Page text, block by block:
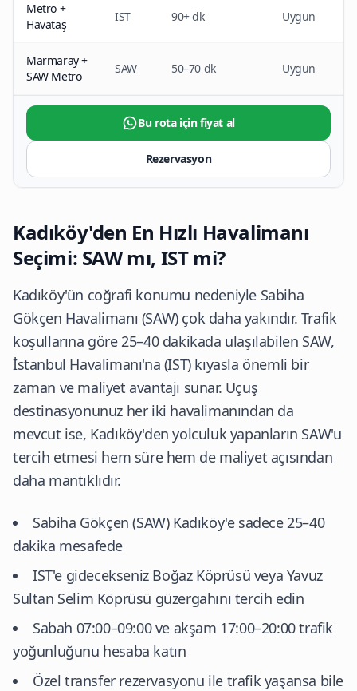
Metro +
Havataş
IST 90+ dk Uygun
Marmaray +
SAW Metro
SAW 50–70 dk Uygun
Bu rota için fiyat al
Rezervasyon
Kadıköy'den En Hızlı Havalimanı
Seçimi: SAW mı, IST mi?
Kadıköy'ün coğrafi konumu nedeniyle Sabiha
Gökçen Havalimanı (SAW) çok daha yakındır. Trafik
koşullarına göre 25–40 dakikada ulaşılabilen SAW,
İstanbul Havalimanı'na (IST) kıyasla önemli bir
zaman ve maliyet avantajı sunar. Uçuş
destinasyonunuz her iki havalimanından da
mevcut ise, Kadıköy'den yolculuk yapanların SAW'u
tercih etmesi hem süre hem de maliyet açısından
daha mantıklıdır.
Sabiha Gökçen (SAW) Kadıköy'e sadece 25–40
dakika mesafede
IST'e gidecekseniz Boğaz Köprüsü veya Yavuz
Sultan Selim Köprüsü güzergahını tercih edin
Sabah 07:00–09:00 ve akşam 17:00–20:00 trafik
yoğunluğunu hesaba katın
Özel transfer rezervasyonu ile trafik yaşansa bile